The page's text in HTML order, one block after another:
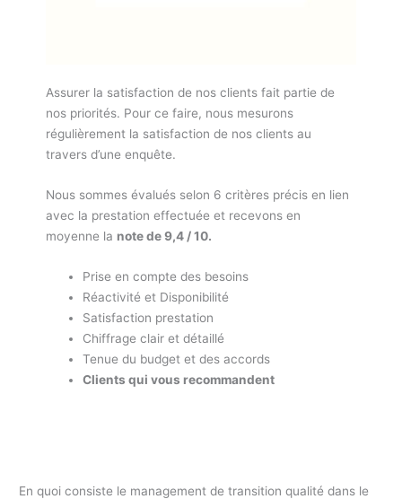
Assurer la satisfaction de nos clients fait partie de
nos priorités. Pour ce faire, nous mesurons
régulièrement la satisfaction de nos clients au
travers d’une enquête.
Nous sommes évalués selon 6 critères précis en lien
avec la prestation effectuée et recevons en
moyenne la note de 9,4 / 10.
Prise en compte des besoins
Réactivité et Disponibilité
Satisfaction prestation
Chiffrage clair et détaillé
Tenue du budget et des accords
Clients qui vous recommandent
En quoi consiste le management de transition qualité dans le